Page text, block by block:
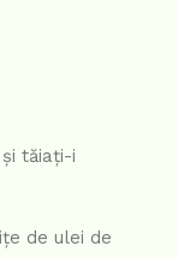
tăiați-i
de ulei de